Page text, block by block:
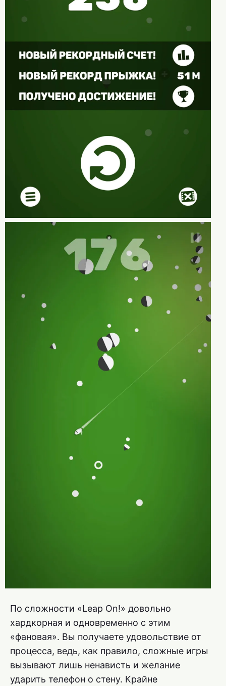
По сложности «Leap On!» довольно
хардкорная и одновременно с этим
«фановая». Вы получаете удовольствие от
процесса, ведь, как правило, сложные игры
вызывают лишь ненависть и желание
ударить телефон о стену. Крайне